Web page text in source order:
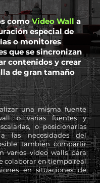
comoVideo Wall a
especial de
o monitores
que se sincronizan
contenidos y crear
de gran tamaño
una misma fuente
o varias fuentes y
o posicionarlas
las necesidades del
también compartir
varios video walls para
colaborar en tiempo real
en situaciones de